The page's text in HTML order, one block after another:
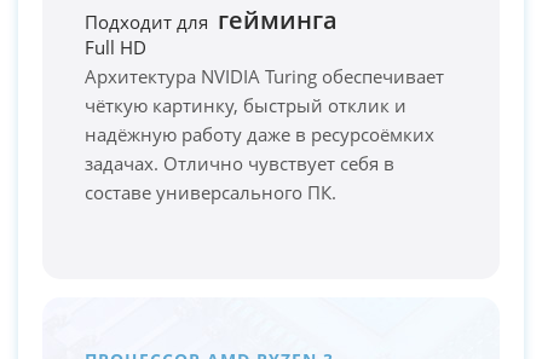
PC-Arena на карте Москвы — Яндекс Карты
Подходит для
Full HD
гейминга
Архитектура NVIDIA Turing обеспечивает
чёткую картинку, быстрый отклик и
надёжную работу даже в ресурсоёмких
задачах. Отлично чувствует себя в
составе универсального ПК.